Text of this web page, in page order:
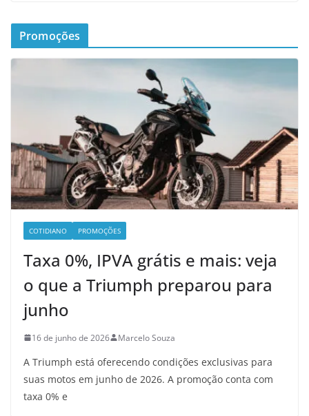
Promoções
COTIDIANO PROMOÇÕES
Taxa 0%, IPVA grátis e mais: veja
o que a Triumph preparou para
junho
16 de junho de 2026 Marcelo Souza
A Triumph está oferecendo condições exclusivas para
suas motos em junho de 2026. A promoção conta com
taxa 0% e